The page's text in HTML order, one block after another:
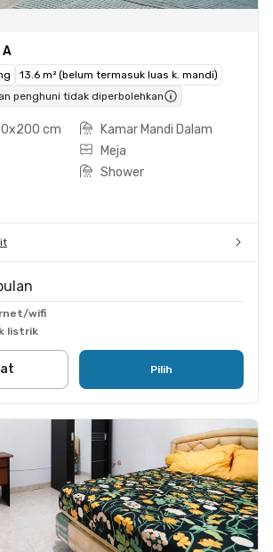
A
13.6 m² (belum termasuk luas k. mandi)
penghuni tidak diperbolehkan
cm
Kamar Mandi Dalam
Meja
Shower
wifi
listrik
Pilih